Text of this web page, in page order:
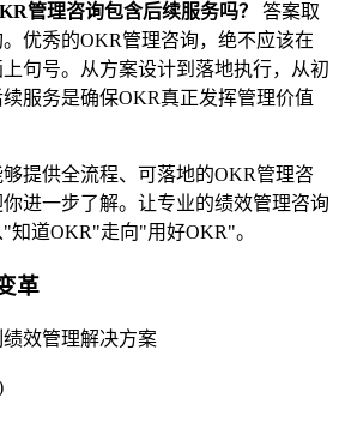
管理咨询包含后续服务吗？
答案取
优秀的OKR管理咨询，绝不应该在
句号。从方案设计到落地执行，从初
服务是确保OKR真正发挥管理价值
提供全流程、可落地的OKR管理咨
进一步了解。让专业的绩效管理咨询
知道OKR"走向"用好OKR"。
革
效管理解决方案